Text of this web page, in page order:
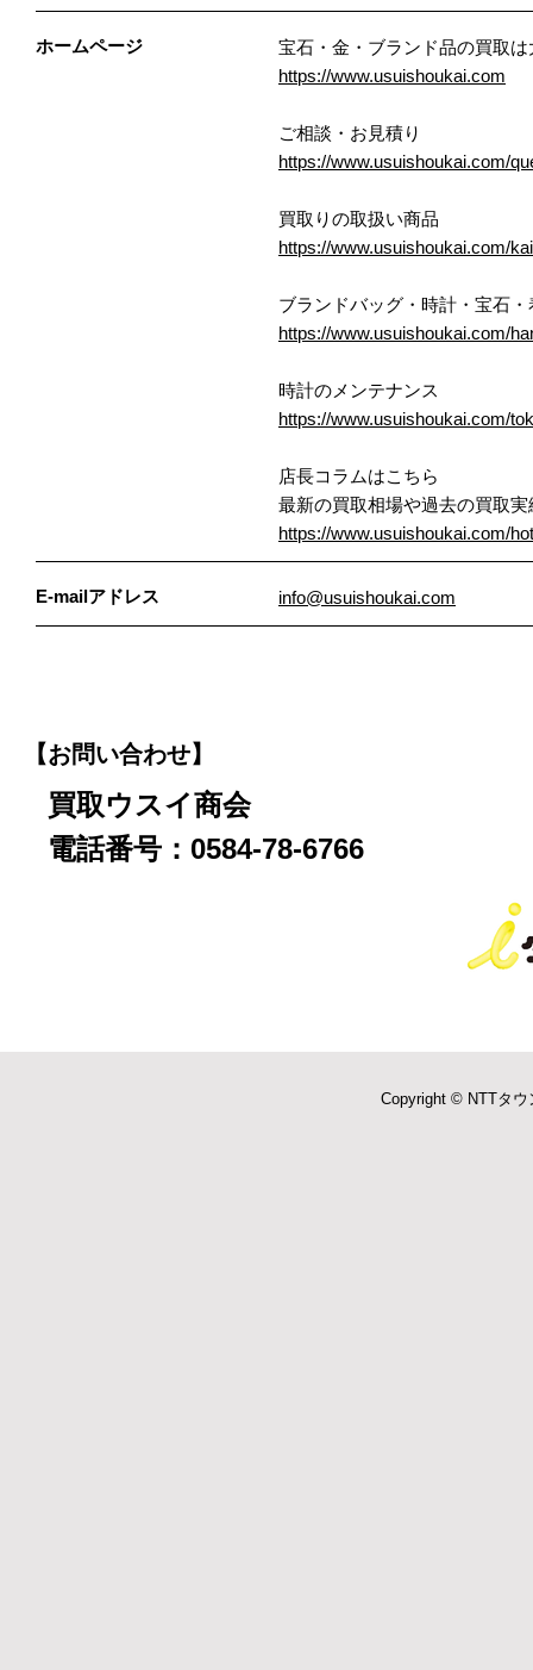
ホームページ
宝石・金・ブランド品の買取
https://www.usuishoukai.com
ご相談・お見積り
https://www.usuishoukai.com/
買取りの取扱い商品
https://www.usuishoukai.com/
ブランドバッグ・時計・宝石
https://www.usuishoukai.com/
時計のメンテナンス
https://www.usuishoukai.com/
店長コラムはこちら
最新の買取相場や過去の買取
https://www.usuishoukai.com/
E-mailアドレス info@usuishoukai.com
【お問い合わせ】
買取ウスイ商会
電話番号：0584-78-6766
Copyright © NTTタウ